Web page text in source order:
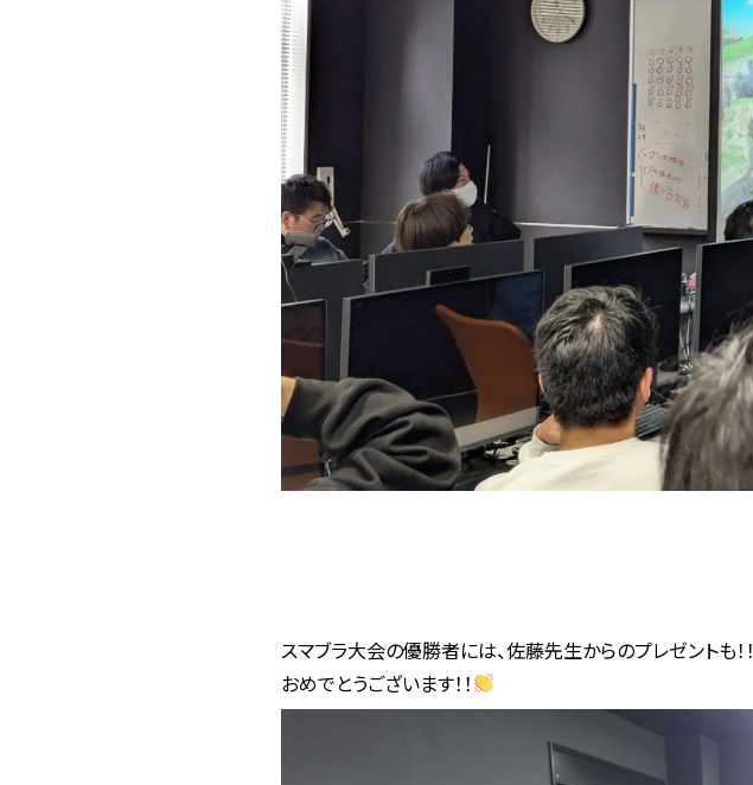
スマブラ大会の優勝者には、佐藤先生からのプレゼントも！！
おめでとうございます！！